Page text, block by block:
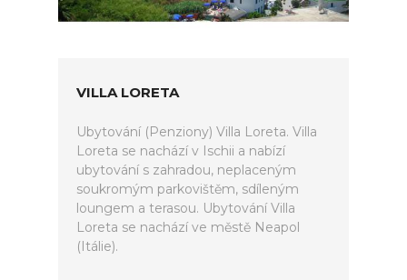
VILLA LORETA
Ubytování (Penziony) Villa Loreta. Villa
Loreta se nachází v Ischii a nabízí
ubytování s zahradou, neplaceným
soukromým parkovištěm, sdíleným
loungem a terasou. Ubytování Villa
Loreta se nachází ve městě Neapol
(Itálie).